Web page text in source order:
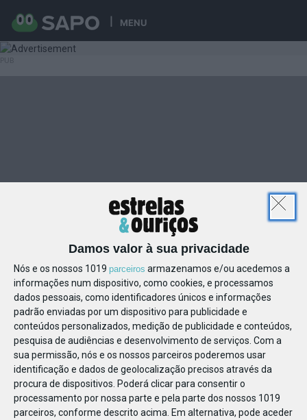
Damos valor à sua privacidade
Nós e os nossos 1019 parceiros armazenamos e/ou acedemos a
informações num dispositivo, como cookies, e processamos
dados pessoais, como identificadores únicos e informações
padrão enviadas por um dispositivo para publicidade e
conteúdos personalizados, medição de publicidade e conteúdos,
pesquisa de audiências e desenvolvimento de serviços. Com a
sua permissão, nós e os nossos parceiros poderemos usar
identificação e dados de geolocalização precisos através da
procura de dispositivos. Poderá clicar para consentir o
processamento por nossa parte e pela parte dos nossos 1019
parceiros, conforme descrito acima. Em alternativa, pode aceder
MENU